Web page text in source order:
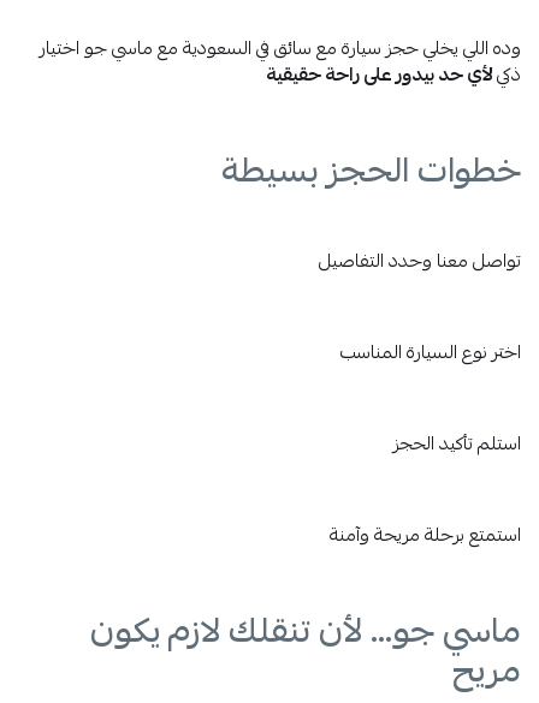
وده اللي يخلي حجز سيارة مع سائق في السعودية مع ماسي جو اختيار
ذكيلأي حد بيدور على راحة حقيقية
خطوات الحجز بسيطة
تواصل معنا وحدد التفاصيل
اختر نوع السيارة المناسب
استلم تأكيد الحجز
استمتع برحلة مريحة وآمنة
ماسي جو… لأن تنقلك لازم يكون
مريح